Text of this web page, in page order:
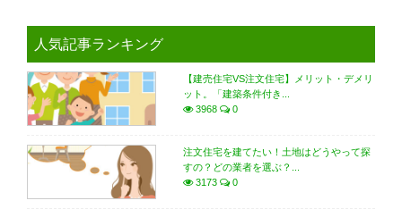
人気記事ランキング
【建売住宅VS注文住宅】メリット・デメリ
ット。「建築条件付き...
3968
0
注文住宅を建てたい！土地はどうやって探
すの？どの業者を選ぶ？...
3173
0